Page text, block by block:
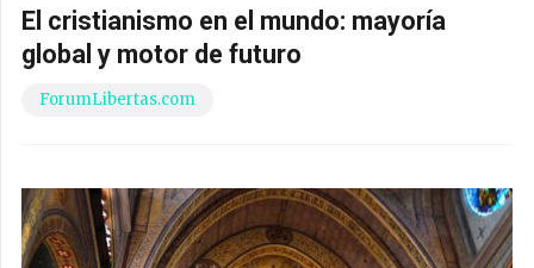
El cristianismo en el mundo: mayoría
global y motor de futuro
ForumLibertas.com